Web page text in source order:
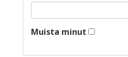
Muista minut